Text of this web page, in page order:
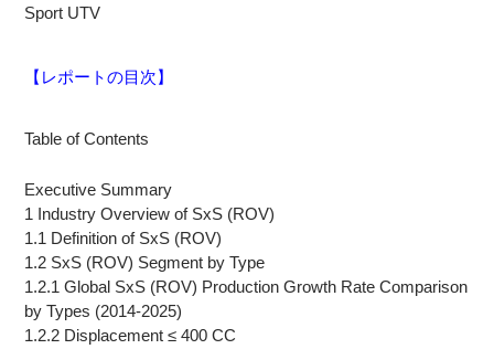
Sport UTV
【レポートの目次】
Table of Contents
Executive Summary
1 Industry Overview of SxS (ROV)
1.1 Definition of SxS (ROV)
1.2 SxS (ROV) Segment by Type
1.2.1 Global SxS (ROV) Production Growth Rate Comparison
by Types (2014-2025)
1.2.2 Displacement ≤ 400 CC